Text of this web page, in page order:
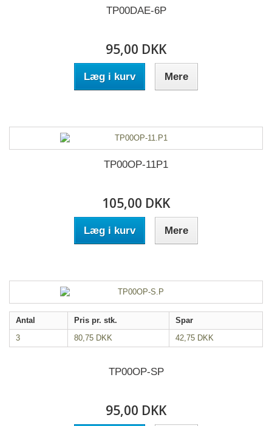
TP00DAE-6P
95,00 DKK
Læg i kurv Mere
TP00OP-11P1
105,00 DKK
Læg i kurv Mere
Antal Pris pr. stk.
Spar
3
80,75 DKK 42,75 DKK
TP00OP-SP
95,00 DKK